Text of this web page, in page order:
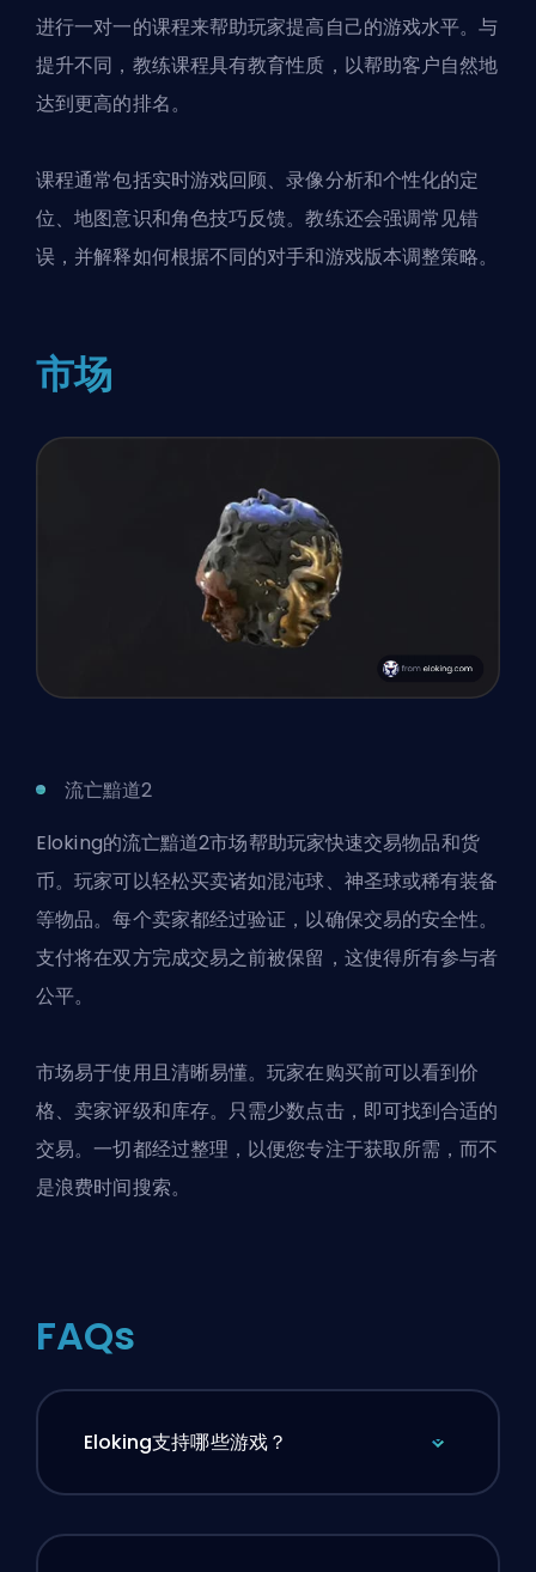
进行一对一的课程来帮助玩家提高自己的游戏水平。与
提升不同，教练课程具有教育性质，以帮助客户自然地
达到更高的排名。
课程通常包括实时游戏回顾、录像分析和个性化的定
位、地图意识和角色技巧反馈。教练还会强调常见错
误，并解释如何根据不同的对手和游戏版本调整策略。
市场
流亡黯道2
Eloking的流亡黯道2市场帮助玩家快速交易物品和货
币。玩家可以轻松买卖诸如混沌球、神圣球或稀有装备
等物品。每个卖家都经过验证，以确保交易的安全性。
支付将在双方完成交易之前被保留，这使得所有参与者
公平。
市场易于使用且清晰易懂。玩家在购买前可以看到价
格、卖家评级和库存。只需少数点击，即可找到合适的
交易。一切都经过整理，以便您专注于获取所需，而不
是浪费时间搜索。
FAQs
Eloking支持哪些游戏？